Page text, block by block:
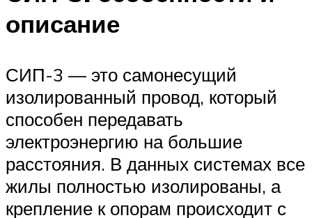
описание
СИП-3 — это самонесущий
изолированный провод, который
способен передавать
электроэнергию на большие
расстояния. В данных системах все
жилы полностью изолированы, а
крепление к опорам происходит с